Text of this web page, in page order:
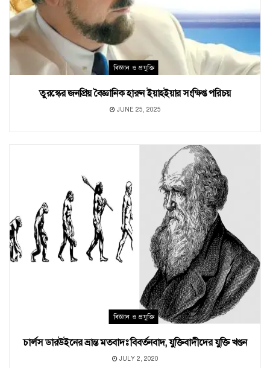
বিজ্ঞান ও প্রযুক্তি
তুরস্কের জনপ্রিয় বৈজ্ঞানিক হারুন ইয়াহইয়ার সংক্ষিপ্ত পরিচয়
JUNE 25, 2025
বিজ্ঞান ও প্রযুক্তি
চার্লস ডারউইনের ভ্রান্ত মতবাদঃ বিবর্তনবাদ, যুক্তিবাদীদের যুক্তি খণ্ডন
JULY 2, 2020